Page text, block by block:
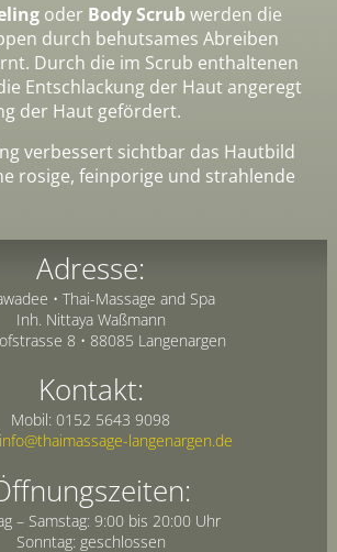
oder Body Scrubwerden die
durch behutsames Abreiben
Durch die im Scrub enthaltenen
Entschlackung der Haut angeregt
der Haut gefördert.
verbessert sichtbar das Hautbild
rosige, feinporige und strahlende
Adresse:
• Thai-Massage and Spa
Inh. Nittaya Waßmann
8 • 88085 Langenargen
Kontakt:
Mobil:0152 5643 9098
info@thaimassage-langenargen.de
– Samstag: 9:00 bis 20:00 Uhr
Sonntag: geschlossen